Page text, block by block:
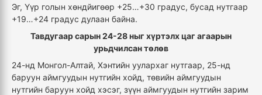
Эг, Үүр голын хөндйигөөр +25…+30 градус, бусад нутгаар
+19…+24 градус дулаан байна.
Тавдугаар сарын 24-28 ныг хүртэлх цаг агаарын
урьдчилсан төлөв
24-нд Монгол-Алтай, Хэнтийн уулархаг нутгаар, 25-нд
баруун аймгуудын нутгийн хойд, төвийн аймгуудын
нутгийн баруун хойд хэсэг, зүүн аймгуудын нутгийн зарим